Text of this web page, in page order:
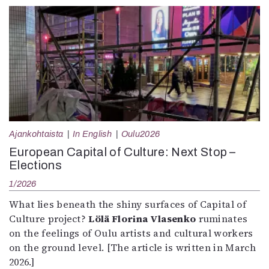
Ajankohtaista In English Oulu2026
European Capital of Culture: Next Stop –
Elections
1/2026
What lies beneath the shiny surfaces of Capital of
Culture project?Lölä Florina Vlasenko ruminates
on the feelings of Oulu artists and cultural workers
on the ground level. [The article is written in March
2026.]